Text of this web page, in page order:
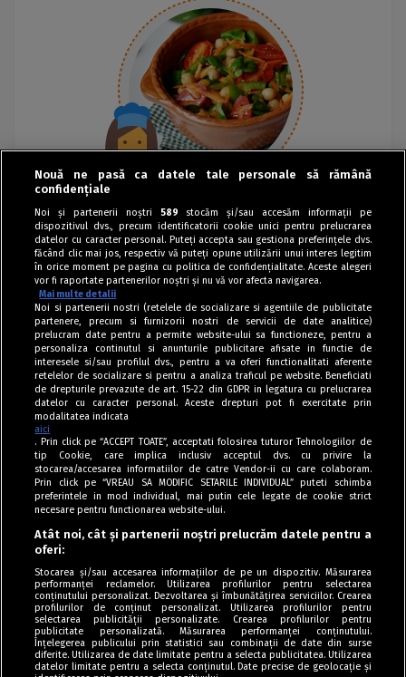
Tag index
Program Antena 1
Politica de cookies
Politica de confidențialitate
Termeni și condiții
Nouă ne pasă ca datele tale personale să rămână
confidențiale
Noi și partenerii noștri 589 stocăm și/sau accesăm informații pe
dispozitivul dvs., precum identificatorii cookie unici pentru prelucrarea
datelor cu caracter personal. Puteți accepta sau gestiona preferințele dvs.
făcând clic mai jos, respectiv vă puteți opune utilizării unui interes legitim
în orice moment pe pagina cu politica de confidențialitate. Aceste alegeri
vor fi raportate partenerilor noștri și nu vă vor afecta navigarea.
Mai multe detalii
Noi si partenerii nostri (retelele de socializare si agentiile de publicitate
partenere, precum si furnizorii nostri de servicii de date analitice)
prelucram date pentru a permite website-ului sa functioneze, pentru a
personaliza continutul si anunturile publicitare afisate in functie de
interesele si/sau profilul dvs., pentru a va oferi functionalitati aferente
retelelor de socializare si pentru a analiza traficul pe website. Beneficiati
de drepturile prevazute de art. 15-22 din GDPR in legatura cu prelucrarea
datelor cu caracter personal. Aceste drepturi pot fi exercitate prin
modalitatea indicata
aici
. Prin click pe “ACCEPT TOATE”, acceptati folosirea tuturor Tehnologiilor de
tip Cookie, care implica inclusiv acceptul dvs. cu privire la
stocarea/accesarea informatiilor de catre Vendor-ii cu care colaboram.
Prin click pe “VREAU SA MODIFIC SETARILE INDIVIDUAL” puteti schimba
preferintele in mod individual, mai putin cele legate de cookie strict
necesare pentru functionarea website-ului.
Atât noi, cât și partenerii noștri prelucrăm datele pentru a
oferi:
Stocarea și/sau accesarea informațiilor de pe un dispozitiv. Măsurarea
performanței reclamelor. Utilizarea profilurilor pentru selectarea
conținutului personalizat. Dezvoltarea și îmbunătățirea serviciilor. Crearea
profilurilor de conținut personalizat. Utilizarea profilurilor pentru
selectarea publicității personalizate. Crearea profilurilor pentru
publicitate personalizată. Măsurarea performanței conținutului.
Înțelegerea publicului prin statistici sau combinații de date din surse
diferite. Utilizarea de date limitate pentru a selecta publicitatea. Utilizarea
datelor limitate pentru a selecta conținutul. Date precise de geolocație și